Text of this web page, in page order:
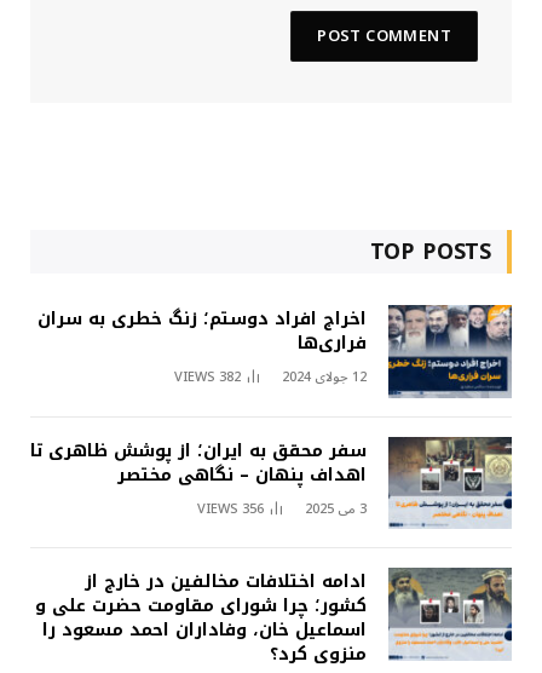
TOP POSTS
اخراج افراد دوستم؛ زنگ خطری به سران
فراری‌ها
12 جولای 2024 382
VIEWS
سفر محقق به ایران؛ از پوشش ظاهری تا
اهداف پنهان – نگاهی مختصر
3 می 2025 356
VIEWS
ادامه اختلافات مخالفین در خارج از
کشور؛ چرا شورای مقاومت حضرت علی و
اسماعیل خان، وفاداران احمد مسعود را
منزوی کرد؟